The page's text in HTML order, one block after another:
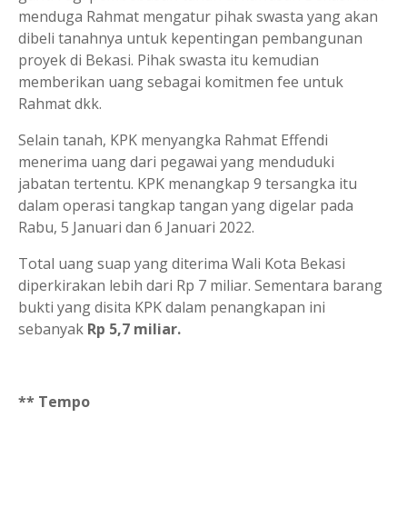
menduga Rahmat mengatur pihak swasta yang akan
dibeli tanahnya untuk kepentingan pembangunan
proyek di Bekasi. Pihak swasta itu kemudian
memberikan uang sebagai komitmen fee untuk
Rahmat dkk.
Selain tanah, KPK menyangka Rahmat Effendi
menerima uang dari pegawai yang menduduki
jabatan tertentu. KPK menangkap 9 tersangka itu
dalam operasi tangkap tangan yang digelar pada
Rabu, 5 Januari dan 6 Januari 2022.
Total uang suap yang diterima Wali Kota Bekasi
diperkirakan lebih dari Rp 7 miliar. Sementara barang
bukti yang disita KPK dalam penangkapan ini
sebanyak Rp 5,7 miliar.
** Tempo